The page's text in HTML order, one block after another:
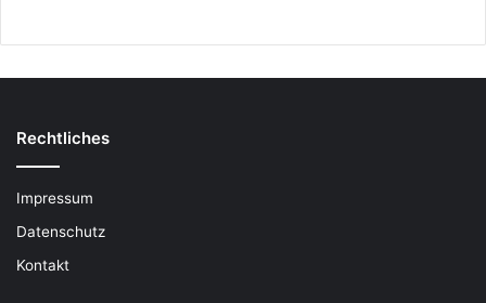
Rechtliches
Impressum
Datenschutz
Kontakt